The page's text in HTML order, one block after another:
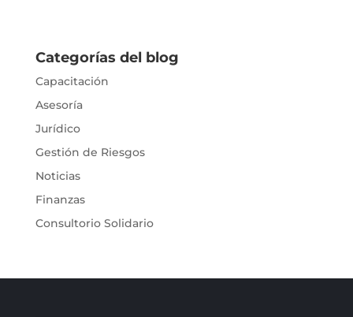
Categorías del blog
Capacitación
Asesoría
Jurídico
Gestión de Riesgos
Noticias
Finanzas
Consultorio Solidario